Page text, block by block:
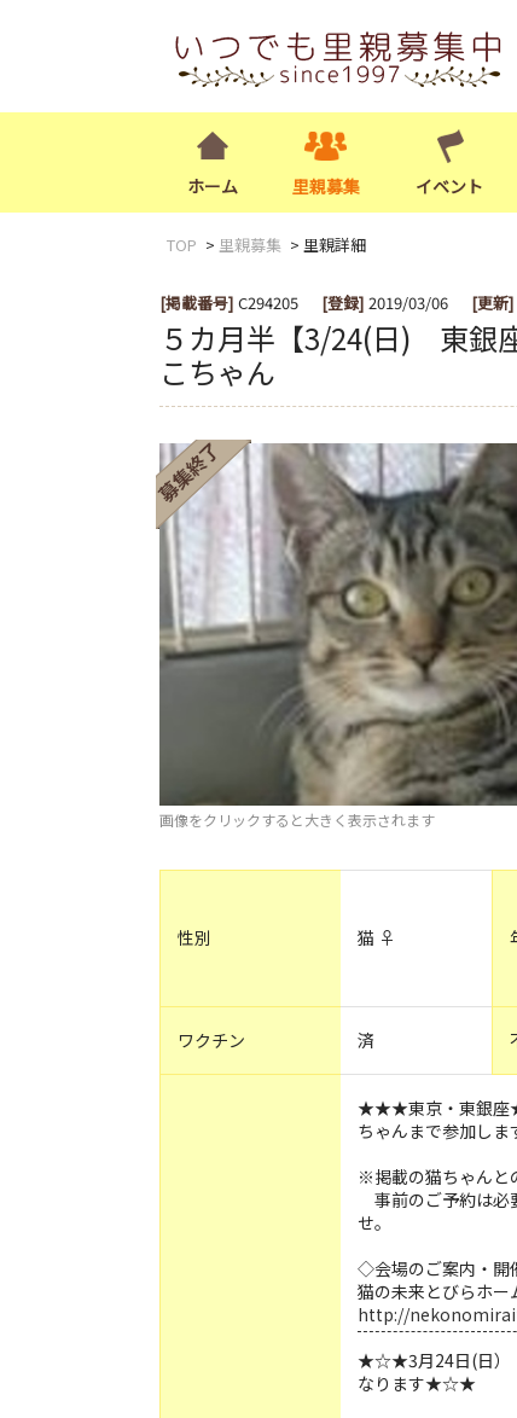
ホーム 里親募集 イベント
TOP 里親募集 里親詳細
[掲載番号] C294205 [登録] 2019/03/06 [更新]
５カ月半【3/24(日) 東銀
こちゃん
画像をクリックすると大きく表示されます
性別 猫 ♀
ワクチン 済
★★★東京・東銀座
ちゃんまで参加しま
※掲載の猫ちゃんと
事前のご予約は必
せ。
◇会場のご案内・開
猫の未来とびらホー
http://
★☆★3月24日(日）
なります★☆★